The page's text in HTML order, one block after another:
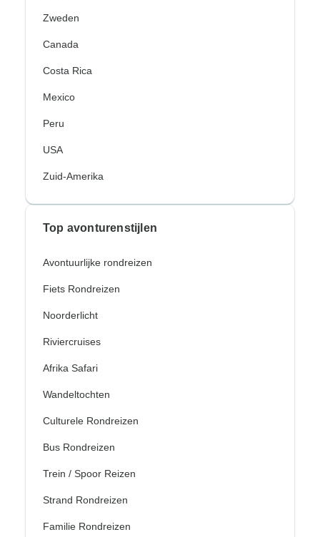
Zweden
Canada
Costa Rica
Mexico
Peru
USA
Zuid-Amerika
Top avonturenstijlen
Avontuurlijke rondreizen
Fiets Rondreizen
Noorderlicht
Riviercruises
Afrika Safari
Wandeltochten
Culturele Rondreizen
Bus Rondreizen
Trein / Spoor Reizen
Strand Rondreizen
Familie Rondreizen